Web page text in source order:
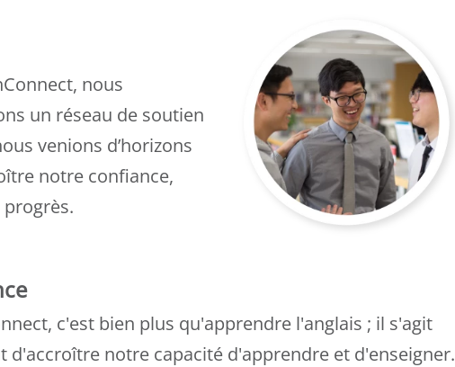
nous
un réseau de soutien
venions d’horizons
notre confiance,
c'est bien plus qu'apprendre l'anglais ; il s'agit
d'accroître notre capacité d'apprendre et d'enseigner.